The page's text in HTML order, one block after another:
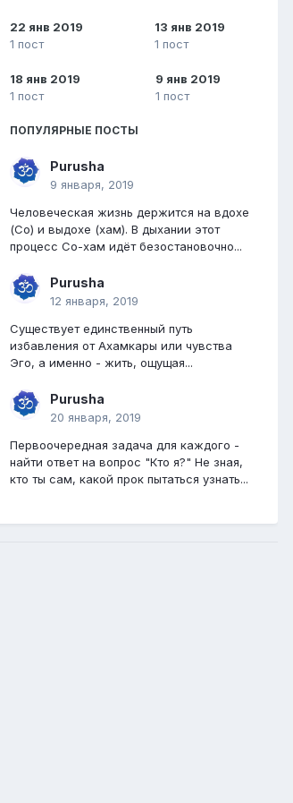
22 янв 2019
1 пост
13 янв 2019
1 пост
18 янв 2019
1 пост
9 янв 2019
1 пост
ПОПУЛЯРНЫЕ ПОСТЫ
Purusha
9 января, 2019
Человеческая жизнь держится на вдохе
(Со) и выдохе (хам). В дыхании этот
процесс Со-хам идёт безостановочно...
Purusha
12 января, 2019
Существует единственный путь
избавления от Ахамкары или чувства
Эго, а именно - жить, ощущая...
Purusha
20 января, 2019
Первоочередная задача для каждого -
найти ответ на вопрос "Кто я?" Не зная,
кто ты сам, какой прок пытаться узнать...